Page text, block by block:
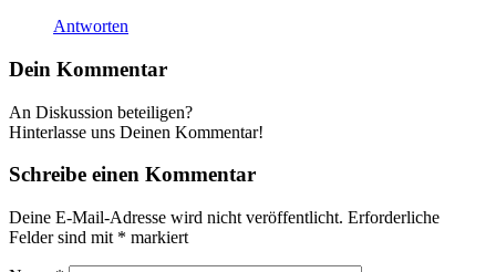
Antworten
Dein Kommentar
An Diskussion beteiligen?
Hinterlasse uns Deinen Kommentar!
Schreibe einen Kommentar
Deine E-Mail-Adresse wird nicht veröffentlicht. Erforderliche
Felder sind mit * markiert